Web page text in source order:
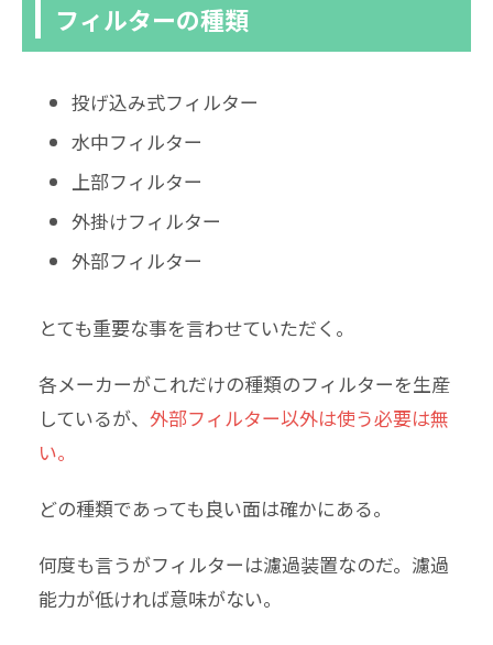
フィルターの種類
投げ込み式フィルター
水中フィルター
上部フィルター
外掛けフィルター
外部フィルター
とても重要な事を言わせていただく。
各メーカーがこれだけの種類のフィルターを生産
しているが、 外部フィルター以外は使う必要は無
い。
どの種類であっても良い面は確かにある。
何度も言うがフィルターは濾過装置なのだ。濾過
能力が低ければ意味がない。